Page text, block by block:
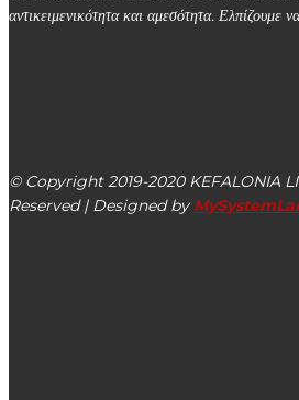
αντικειμενικότητα και αμεσότητα. Ελπίζουμε
© Copyright 2019-2020 KEFALONIA
Reserved | Designed by